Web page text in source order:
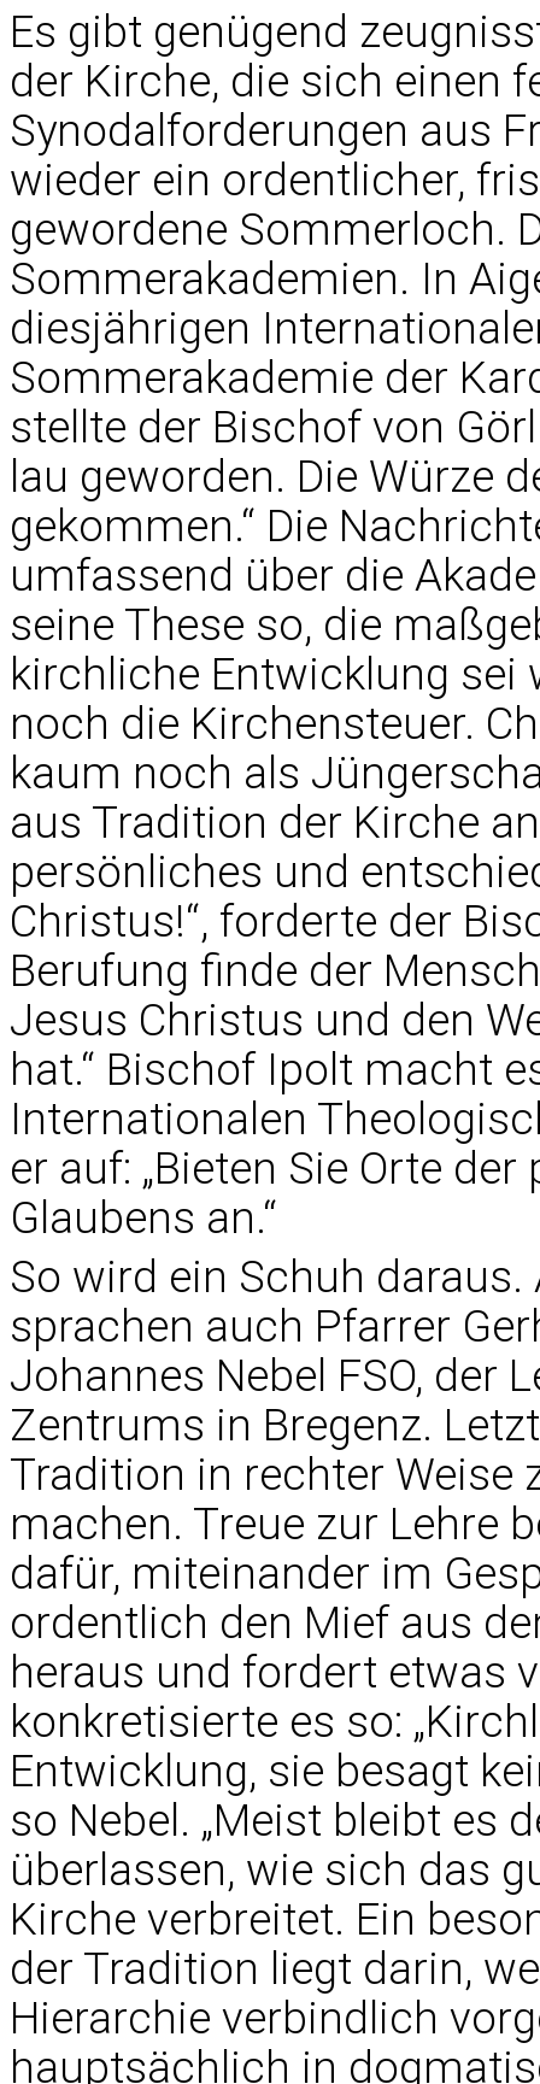
Es gibt genügend
der Kirche, die sich einen
Synodalforderungen aus
wieder ein ordentlicher,
gewordene Sommerloch.
Sommerakademien. In
diesjährigen
Sommerakademie der
stellte der Bischof von
lau geworden. Die Würze
gekommen.“ Die
umfassend über die
seine These so, die
kirchliche Entwicklung
noch die Kirchensteuer.
kaum noch als
aus Tradition der Kirche
persönliches und
Christus!“, forderte der
Berufung finde der
Jesus Christus und den
hat.“ Bischof Ipolt macht
Internationalen
er auf: „Bieten Sie Orte
Glaubens an.“
So wird ein Schuh
sprachen auch Pfarrer
Johannes Nebel FSO, der
Zentrums in Bregenz.
Tradition in rechter Weise
machen. Treue zur Lehre
dafür, miteinander im
ordentlich den Mief aus
heraus und fordert etwas
konkretisierte es so:
Entwicklung, sie besagt
so Nebel. „Meist bleibt es
überlassen, wie sich das
Kirche verbreitet. Ein
der Tradition liegt darin,
Hierarchie verbindlich
hauptsächlich in